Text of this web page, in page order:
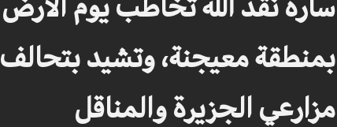
سارة نقد الله تخاطب يوم الأرض
بمنطقة معيجنة، وتشيد بتحالف
مزارعي الجزيرة والمناقل